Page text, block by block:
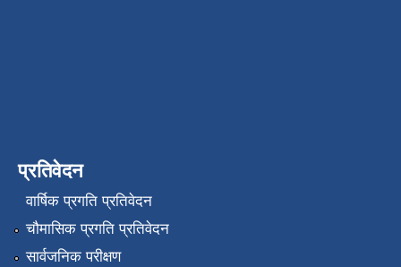
प्रतिवेदन
वार्षिक प्रगति प्रतिवेदन
चौमासिक प्रगति प्रतिवेदन
सार्वजनिक परीक्षण